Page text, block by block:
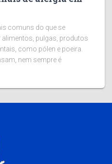
comuns do que se
pulgas, produtos
como pólen e poeira.
nem sempre é